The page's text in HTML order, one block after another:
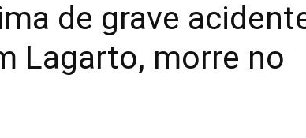
de grave
Lagarto, morre no